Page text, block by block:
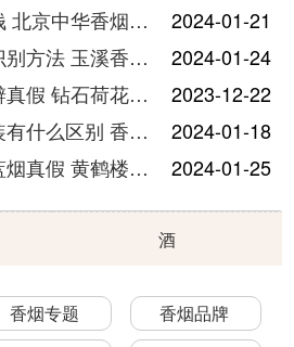
北京中华香烟多少钱 北京中华香烟价格表图2021
2024-01-21
玉溪香烟真假最快识别方法 玉溪香烟真假分辨价格图片一览
2024-01-24
钻石荷花硬盒怎么辨真假 钻石荷花硬盒香烟零售价多少钱一盒
2023-12-22
香烟硬包装和软包装有什么区别 香烟硬包和软包的区别介绍
2024-01-18
怎样辨别黄鹤楼软蓝烟真假 黄鹤楼软蓝鉴别真假方法有哪些
2024-01-25
酒
香烟专题
香烟品牌